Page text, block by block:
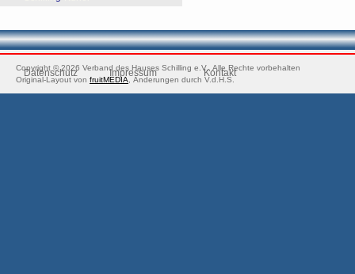
Copyright © 2026 Verband des Hauses Schilling e.V., Alle Rechte vorbehalten
Original-Layout von fruitMEDIA , Änderungen durch V.d.H.S.
Datenschutz Impressum Kontakt